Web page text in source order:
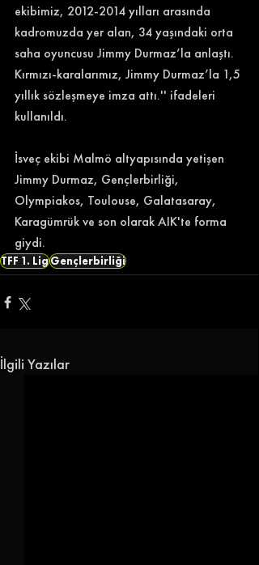
ekibimiz, 2012-2014 yılları arasında
kadromuzda yer alan, 34 yaşındaki orta
saha oyuncusu Jimmy Durmaz’la anlaştı.
Kırmızı-karalarımız, Jimmy Durmaz’la 1,5
yıllık sözleşmeye imza attı.'' ifadeleri
kullanıldı.
İsveç ekibi Malmö altyapısında yetişen
Jimmy Durmaz, Gençlerbirliği,
Olympiakos, Toulouse, Galatasaray,
Karagümrük ve son olarak AIK'te forma
giydi.
TFF 1. LigGençlerbirliği
İlgili Yazılar